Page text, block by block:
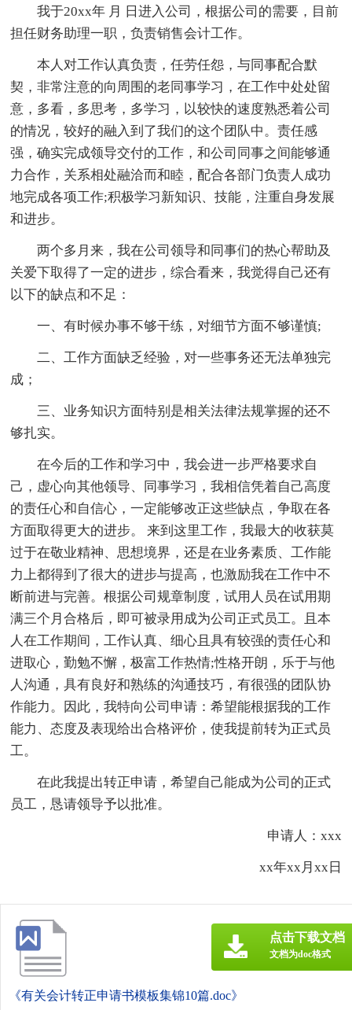
我于20xx年 月 日进入公司，根据公司的需要，目前
担任财务助理一职，负责销售会计工作。
本人对工作认真负责，任劳任怨，与同事配合默
契，非常注意的向周围的老同事学习，在工作中处处留
意，多看，多思考，多学习，以较快的速度熟悉着公司
的情况，较好的融入到了我们的这个团队中。责任感
强，确实完成领导交付的工作，和公司同事之间能够通
力合作，关系相处融洽而和睦，配合各部门负责人成功
地完成各项工作;积极学习新知识、技能，注重自身发展
和进步。
两个多月来，我在公司领导和同事们的热心帮助及
关爱下取得了一定的进步，综合看来，我觉得自己还有
以下的缺点和不足：
一、有时候办事不够干练，对细节方面不够谨慎;
二、工作方面缺乏经验，对一些事务还无法单独完
成；
三、业务知识方面特别是相关法律法规掌握的还不
够扎实。
在今后的工作和学习中，我会进一步严格要求自
己，虚心向其他领导、同事学习，我相信凭着自己高度
的责任心和自信心，一定能够改正这些缺点，争取在各
方面取得更大的进步。 来到这里工作，我最大的收获莫
过于在敬业精神、思想境界，还是在业务素质、工作能
力上都得到了很大的进步与提高，也激励我在工作中不
断前进与完善。根据公司规章制度，试用人员在试用期
满三个月合格后，即可被录用成为公司正式员工。且本
人在工作期间，工作认真、细心且具有较强的责任心和
进取心，勤勉不懈，极富工作热情;性格开朗，乐于与他
人沟通，具有良好和熟练的沟通技巧，有很强的团队协
作能力。因此，我特向公司申请：希望能根据我的工作
能力、态度及表现给出合格评价，使我提前转为正式员
工。
在此我提出转正申请，希望自己能成为公司的正式
员工，恳请领导予以批准。
申请人：xxx
xx年xx月xx日
《有关会计转正申请书模板集锦10篇.doc》
点击下载文档
文档为doc格式